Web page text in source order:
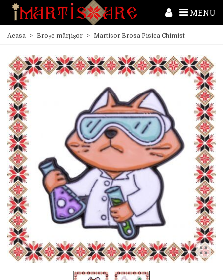
MENU
Acasa > Broșe mărțișor > Martisor Brosa Pisica Chimist